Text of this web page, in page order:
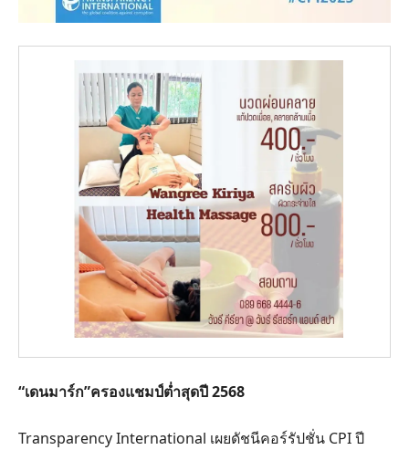
“เดนมาร์ก”ครองแชมป์ต่ำสุดปี 2568
Transparency International เผยดัชนีคอร์รัปชั่น CPI ปี